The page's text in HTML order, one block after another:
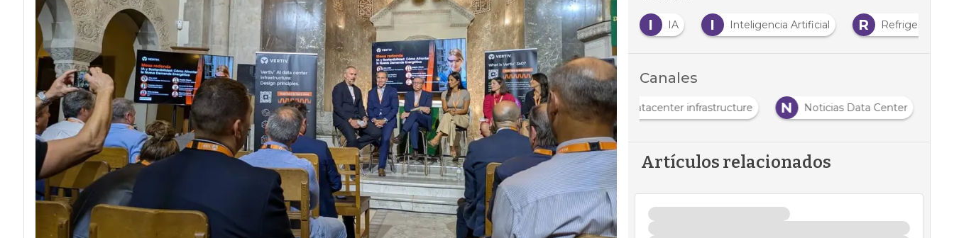
E
Eventos I IA I Inteligencia Artificial R Refrigeración
Canales
D
Datacenter infrastructure N Noticias Data Center
Artículos relacionados